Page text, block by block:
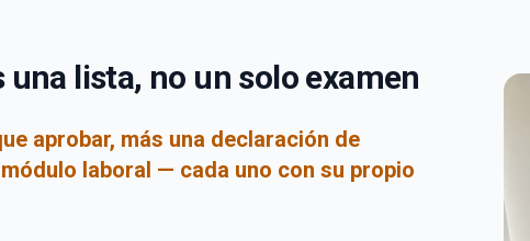
una lista, no un solo examen
aprobar, más una declaración de
laboral — cada uno con su propio